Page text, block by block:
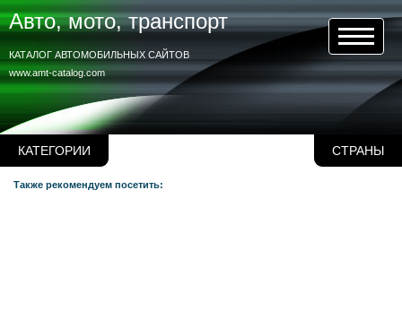
КАТЕГОРИИ СТРАНЫ
Авто, мото, транспорт
www.amt-catalog.com
КАТАЛОГ АВТОМОБИЛЬНЫХ САЙТОВ
Также рекомендуем посетить: